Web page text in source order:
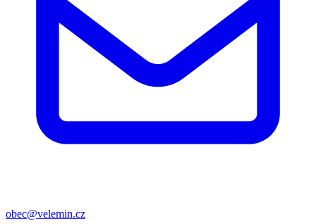
obec@velemin.cz